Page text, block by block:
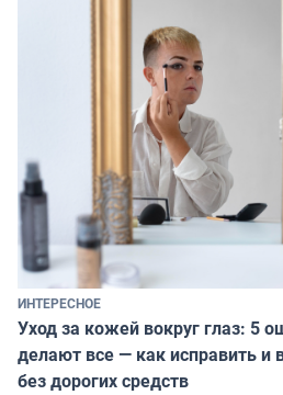
ИНТЕРЕСНОЕ
Уход за кожей вокруг глаз: 5
делают все — как исправить и
без дорогих средств